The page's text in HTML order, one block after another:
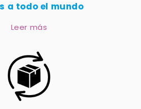
a todo el mundo
Leer más